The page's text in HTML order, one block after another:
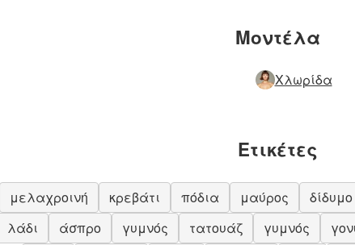
Μοντέλα
Χλωρίδα
Ετικέτες
μελαχροινή κρεβάτι πόδια μαύρος δίδυμο
λάδι
άσπρο γυμνός τατουάζ γυμνός